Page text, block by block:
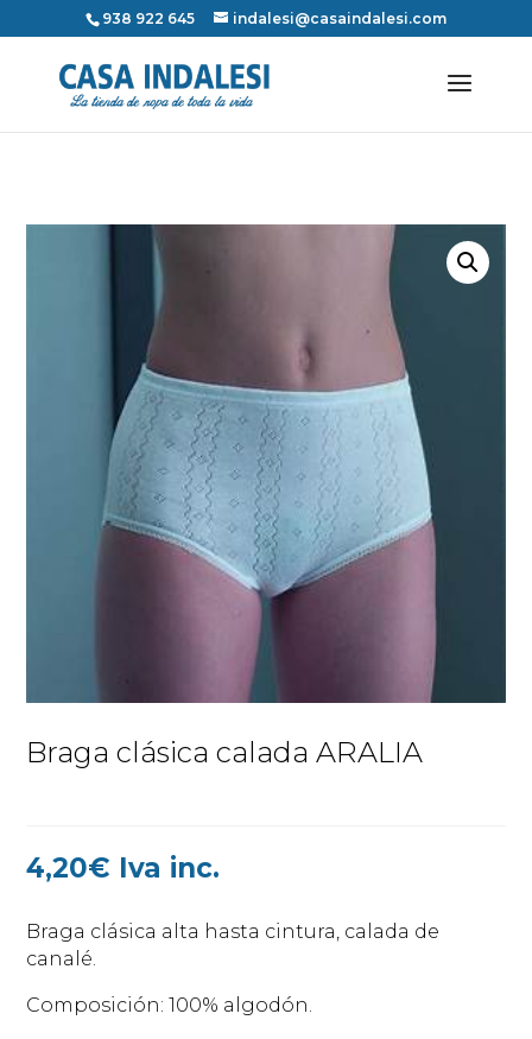
938 922 645 indalesi@casaindalesi.com
Braga clásica calada ARALIA
4,20€ Iva inc.
Braga clásica alta hasta cintura, calada de
canalé.
Composición: 100% algodón.